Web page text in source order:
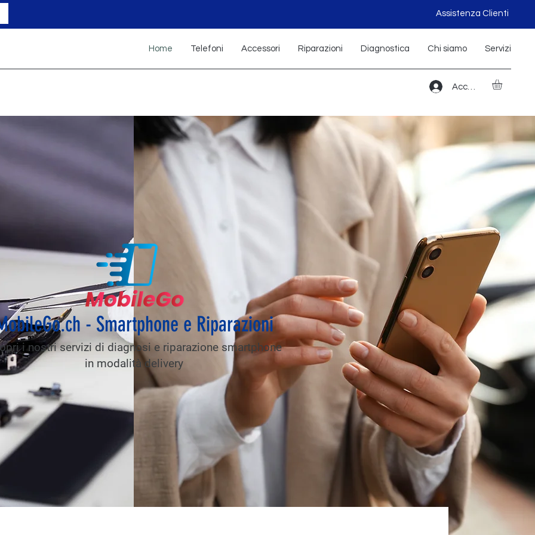
Assistenza Clienti
Home Telefoni Accessori Riparazioni Diagnostica Chi siamo Servizi
Accedi
- Smartphone e Riparazioni
i nostri servizi di diagnosi e riparazione smartphone
in modalità delivery